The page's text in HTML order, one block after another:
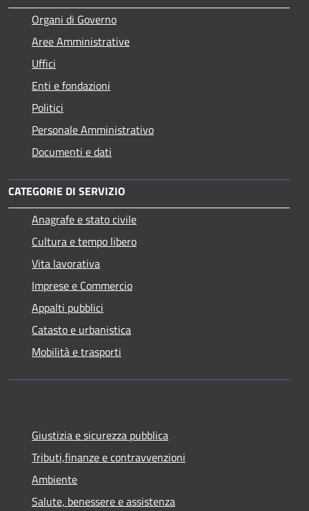
Organi di Governo
Aree Amministrative
Uffici
Enti e fondazioni
Politici
Personale Amministrativo
Documenti e dati
CATEGORIE DI SERVIZIO
Anagrafe e stato civile
Cultura e tempo libero
Vita lavorativa
Imprese e Commercio
Appalti pubblici
Catasto e urbanistica
Mobilità e trasporti
Giustizia e sicurezza pubblica
Tributi,finanze e contravvenzioni
Ambiente
Salute, benessere e assistenza